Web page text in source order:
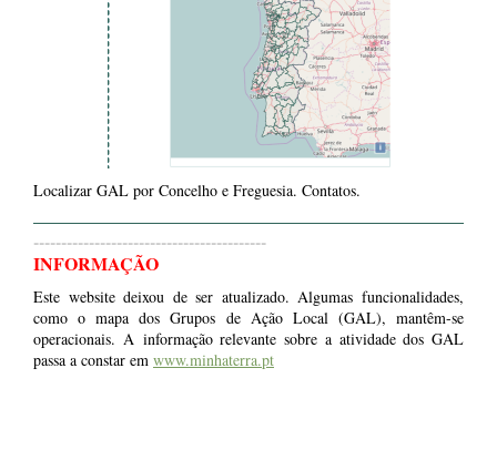
Localizar GAL por Concelho e Freguesia. Contatos.
------------------------------------------
INFORMAÇÃO
Este website deixou de ser atualizado. Algumas funcionalidades,
como o mapa dos Grupos de Ação Local (GAL), mantêm-se
operacionais. A informação relevante sobre a atividade dos GAL
passa a constar em www.minhaterra.pt